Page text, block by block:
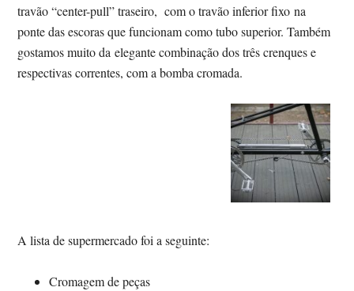
travão “center-pull” traseiro, com o travão inferior fixo na
ponte das escoras que funcionam como tubo superior. Também
gostamos muito da elegante combinação dos três crenques e
respectivas correntes, com a bomba cromada.
A lista de supermercado foi a seguinte:
Cromagem de peças